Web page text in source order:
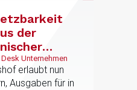
der
Nicht-EU-
Unternehmen
erlaubt nun
Ausgaben für in